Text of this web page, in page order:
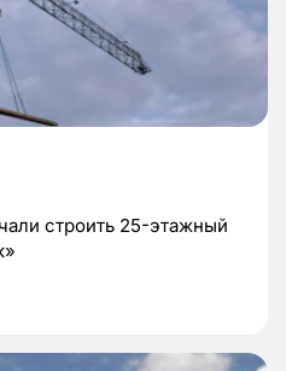
строить 25-этажный